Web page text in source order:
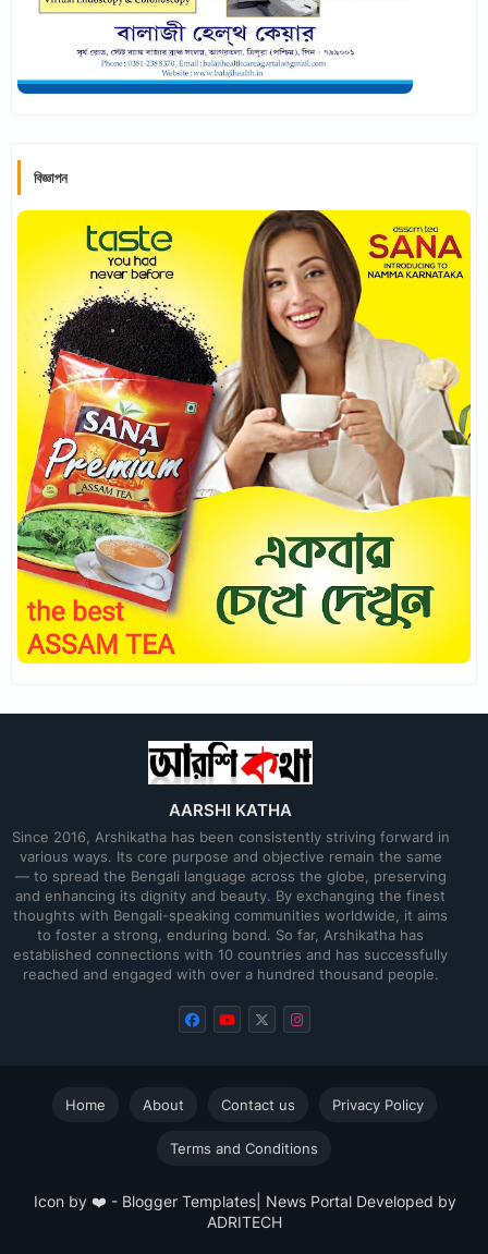
বিজ্ঞাপন
AARSHI KATHA
Since 2016, Arshikatha has been consistently striving forward in
various ways. Its core purpose and objective remain the same
— to spread the Bengali language across the globe, preserving
and enhancing its dignity and beauty. By exchanging the finest
thoughts with Bengali-speaking communities worldwide, it aims
to foster a strong, enduring bond. So far, Arshikatha has
established connections with 10 countries and has successfully
reached and engaged with over a hundred thousand people.
Icon by ❤️ - Blogger Templates| News Portal Developed by
ADRITECH
Home About Contact us Privacy Policy
Terms and Conditions